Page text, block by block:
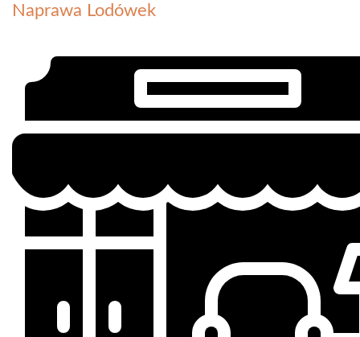
Naprawa Lodówek